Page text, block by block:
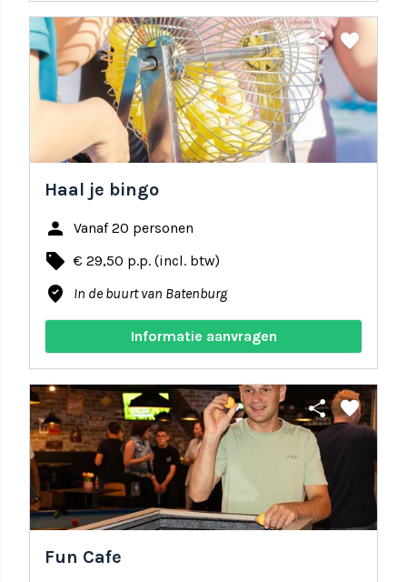
share favorite
Haal je bingo
person Vanaf 20 personen
local_offer € 29,50 p.p. (incl. btw)
where_to_vote In de buurt van Batenburg
Informatie aanvragen
share favorite
Fun Cafe